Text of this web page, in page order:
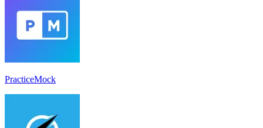
PracticeMock